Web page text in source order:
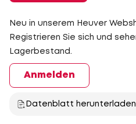
Neu in unserem Heuver
Registrieren Sie sich und
Lagerbestand.
Anmelden
Datenblatt herunterladen